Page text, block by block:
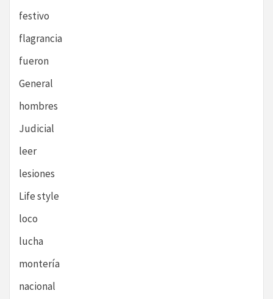
festivo
flagrancia
fueron
General
hombres
Judicial
leer
lesiones
Life style
loco
lucha
montería
nacional